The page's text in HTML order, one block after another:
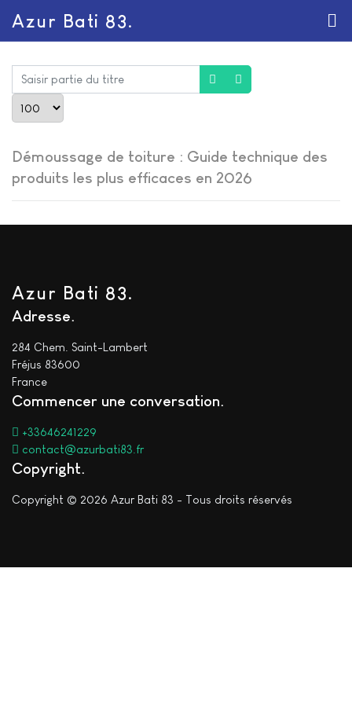
Azur Bati 83.
Saisir partie du titre
Démoussage de toiture : Guide technique des
produits les plus efficaces en 2026
Azur Bati 83.
Adresse
284 Chem. Saint-Lambert
Fréjus 83600
France
Commencer une conversation
+33646241229
contact@azurbati83.fr
Copyright
Copyright © 2026 Azur Bati 83 - Tous droits réservés